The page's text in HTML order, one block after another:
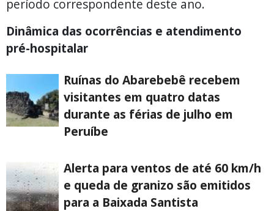
período correspondente deste ano.
Dinâmica das ocorrências e atendimento
pré-hospitalar
Ruínas do Abarebebê recebem
visitantes em quatro datas
durante as férias de julho em
Peruíbe
Alerta para ventos de até 60 km/h
e queda de granizo são emitidos
para a Baixada Santista